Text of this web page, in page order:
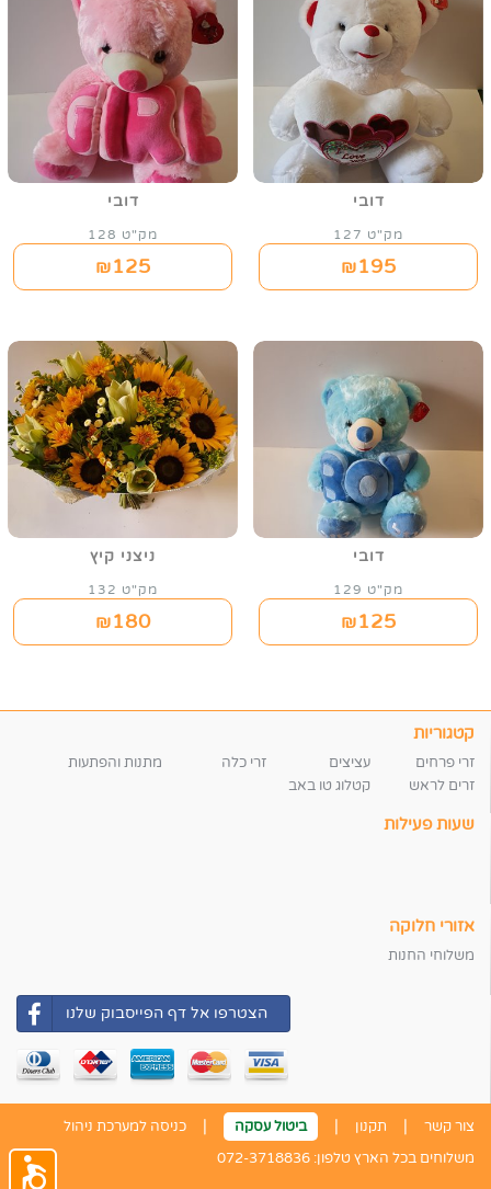
דובי
מק"ט 127
₪195
דובי
מק"ט 128
₪125
דובי
מק"ט 129
₪125
ניצני קיץ
מק"ט 132
₪180
קטגוריות
זרי פרחים עציצים זרי כלה
מתנות והפתעות
זרים לראש
קטלוג טו באב
שעות פעילות
אזורי חלוקה
משלוחי החנות
הצטרפו אל דף הפייסבוק שלנו
צור קשר | תקנון | ביטול עסקה |
כניסה למערכת ניהול
משלוחים בכל הארץ טלפון: 072-3718836